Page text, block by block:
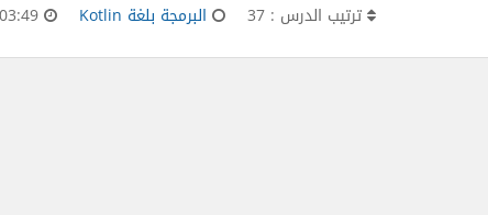
ترتيب الدرس : 37 البرمجة بلغة Kotlin